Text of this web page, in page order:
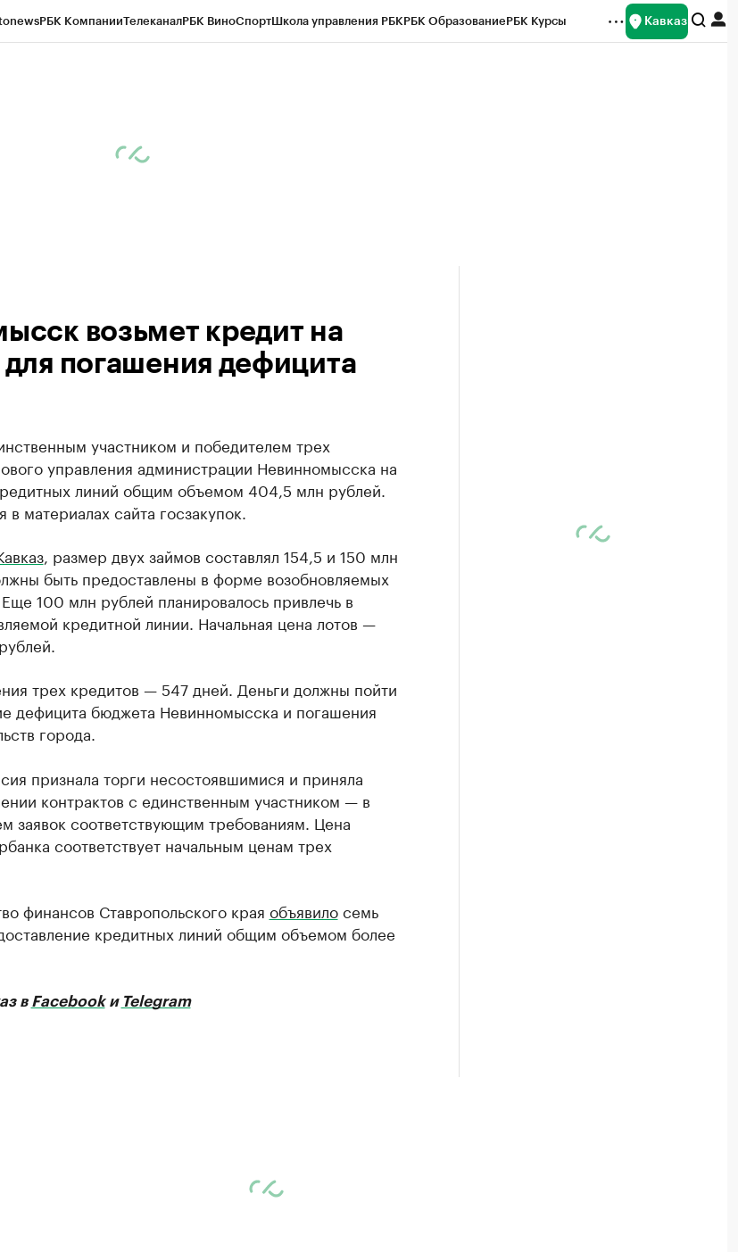
РБК КомпанииТелеканалРБК ВиноСпортШкола управления РБКРБК ОбразованиеРБК Курсы Кавказ
возьмет кредит на
погашения дефицита
участником и победителем трех
управления администрации Невинномысска на
линий общим объемом 404,5 млн рублей.
материалах сайта госзакупок.
, размер двух займов составлял 154,5 и 150 млн
быть предоставлены в форме возобновляемых
100 млн рублей планировалось привлечь в
кредитной линии. Начальная цена лотов —
трех кредитов — 547 дней. Деньги должны пойти
дефицита бюджета Невинномысска и погашения
города.
признала торги несостоявшимися и приняла
контрактов с единственным участником — в
заявок соответствующим требованиям. Цена
соответствует начальным ценам трех
финансов Ставропольского края объявилосемь
кредитных линий общим объемом более
в Facebookи Telegram